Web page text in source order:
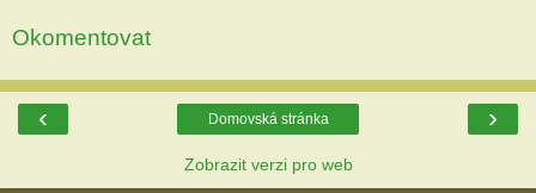
Okomentovat
‹ ›
Domovská stránka
Zobrazit verzi pro web